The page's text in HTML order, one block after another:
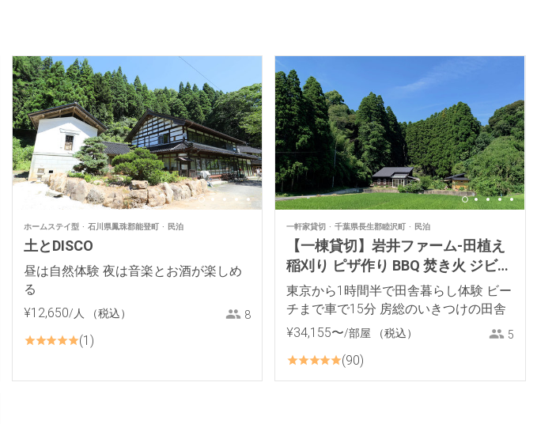
ホームステイ型 石川県鳳珠郡能登町 民泊
土とDISCO
昼は自然体験 夜は音楽とお酒が楽しめ
る
¥12,650/人 （税込） 8
1
一軒家貸切 千葉県長生郡睦沢町 民泊
【一棟貸切】岩井ファーム-田植え
稲刈り ピザ作り BBQ 焚き火 ジビエ
料理 薪ストーブ 餅つき里山体験
東京から1時間半で田舎暮らし体験 ビー
チまで車で15分 房総のいきつけの田舎
¥34,155〜/部屋 （税込） 5
90